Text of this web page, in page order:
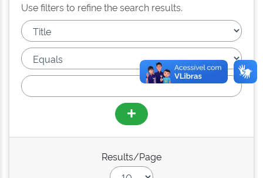
Use filters to refine the search results.
Results/Page